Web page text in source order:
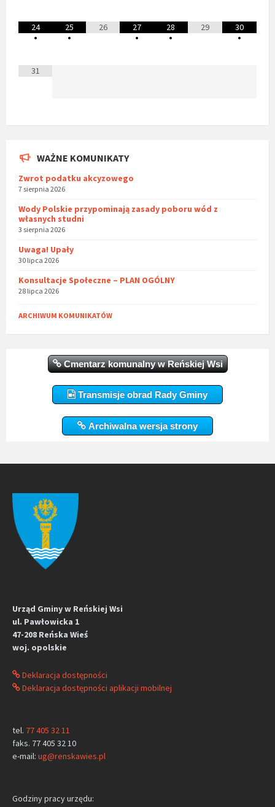
24
•
25
•
26
27
•
28
•
29
30
•
31
WAŻNE KOMUNIKATY
Zwrot podatku akcyzowego
7 sierpnia 2026
Wody Polskie przypominają zasady poboru wód z
własnych studni
3 sierpnia 2026
Uwaga! Upały
30 lipca 2026
Konsultacje Społeczne – PLAN OGÓLNY
28 lipca 2026
ARCHIWUM KOMUNIKATÓW
Cmentarz komunalny w Reńskiej Wsi
Transmisje obrad Rady Gminy
Archiwalna wersja strony
Urząd Gminy w Reńskiej Wsi
ul. Pawłowicka 1
47-208 Reńska Wieś
woj. opolskie
Deklaracja dostępności
Deklaracja dostępności aplikacji mobilnej
tel. 77 405 32 11
faks. 77 405 32 10
e-mail: ug@renskawies.pl
Godziny pracy urzędu: